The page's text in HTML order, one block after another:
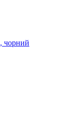
чорний